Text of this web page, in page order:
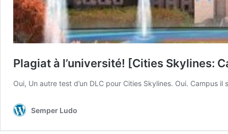
Plagiat à l’université! [Cities Skylines:
Oui, Un autre test d’un DLC pour Cities Skylines. Oui. Campus il
Semper Ludo